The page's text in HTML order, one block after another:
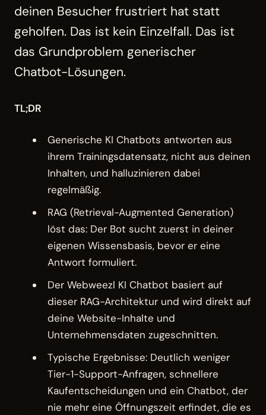
deinen Besucher frustriert hat statt
geholfen. Das ist kein Einzelfall. Das ist
das Grundproblem generischer
Chatbot-Lösungen.
TL;DR
Generische KI Chatbots antworten aus
ihrem Trainingsdatensatz, nicht aus deinen
Inhalten, und halluzinieren dabei
regelmäßig.
RAG (Retrieval-Augmented Generation)
löst das: Der Bot sucht zuerst in deiner
eigenen Wissensbasis, bevor er eine
Antwort formuliert.
Der Webweezl KI Chatbot basiert auf
dieser RAG-Architektur und wird direkt auf
deine Website-Inhalte und
Unternehmensdaten zugeschnitten.
Typische Ergebnisse: Deutlich weniger
Tier-1-Support-Anfragen, schnellere
Kaufentscheidungen und ein Chatbot, der
nie mehr eine Öffnungszeit erfindet, die es